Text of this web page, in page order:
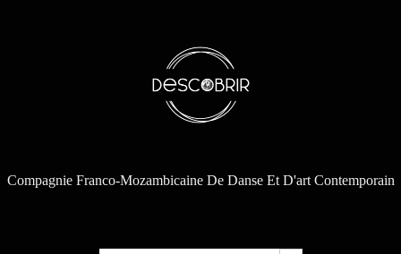
Compagnie Franco-Mozambicaine De Danse Et D'art Contemporain